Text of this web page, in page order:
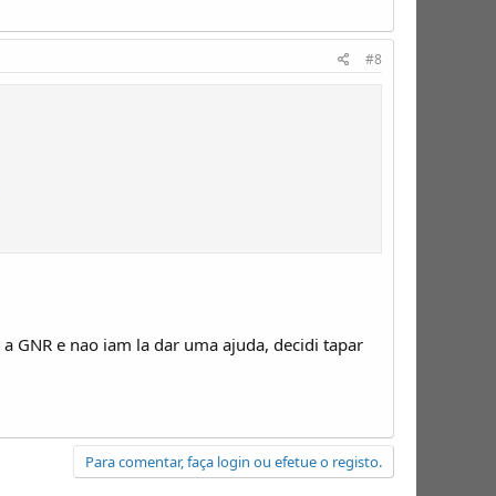
#8
GNR e nao iam la dar uma ajuda, decidi tapar
Para comentar, faça login ou efetue o registo.